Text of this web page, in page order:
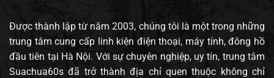
Được thành lập từ năm 2003, chúng tôi là một trong những
trung tâm cung cấp linh kiện điện thoại, máy tính, đông hồ
đầu tiên tại Hà Nội. Với sự chuyên nghiệp, uy tín, trung tâm
Suachua60s đã trở thành địa chỉ quen thuộc không chỉ